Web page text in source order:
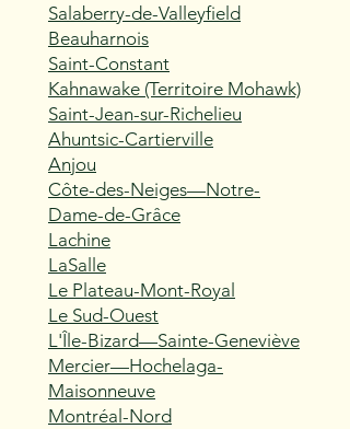
Salaberry-de-Valleyfield
Beauharnois
Saint-Constant
Kahnawake (Territoire Mohawk)
Saint-Jean-sur-Richelieu
Ahuntsic-Cartierville
Anjou
Côte-des-Neiges—Notre-
Dame-de-Grâce
Lachine
LaSalle
Le Plateau-Mont-Royal
Le Sud-Ouest
L'Île-Bizard—Sainte-Geneviève
Mercier—Hochelaga-
Maisonneuve
Montréal-Nord